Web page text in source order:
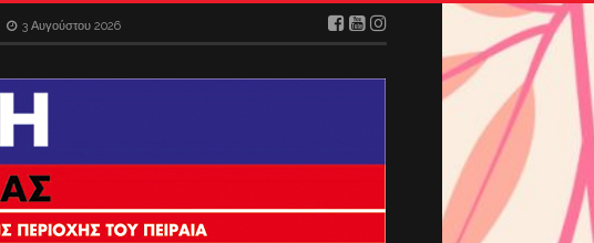
3 Αυγούστου 2026